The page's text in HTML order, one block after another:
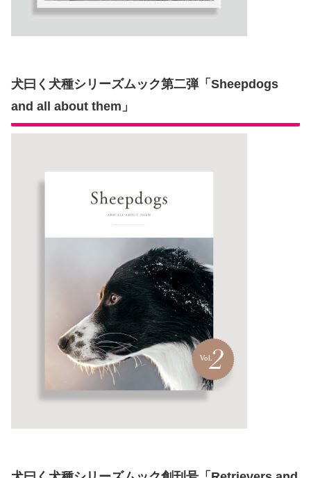
犬曰く犬種シリーズムック第二弾「Sheepdogs
and all about them」